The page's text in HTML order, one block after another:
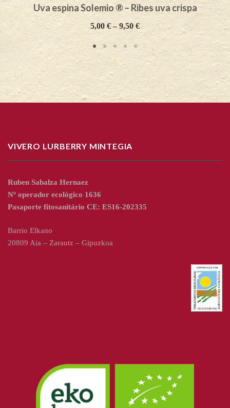
Uva espina Solemio ® – Ribes uva crispa
5,00€–9,50€
VIVERO LURBERRY MINTEGIA
Ruben Sabalza Hernaez
Nº operador ecológico 1636
Pasaporte fitosanitário CE: ES16-202335
Barrio Elkano
20809 Aia – Zarautz – Gipuzkoa